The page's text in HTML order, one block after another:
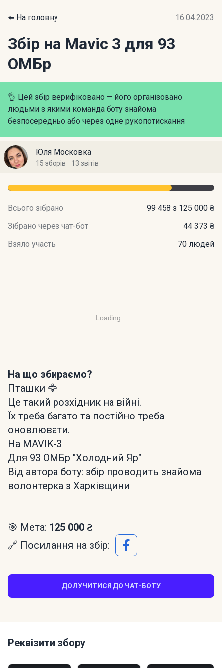
⬅️ На головну 16.04.2023
Збір на Mavic 3 для 93
ОМБр
👌 Цей збір верифіковано — його організовано
людьми з якими команда боту знайома
безпосередньо або через одне рукопотискання
Юля Московка
15 зборів 13 звітів
Всього зібрано
99 458 з 125 000 ₴
Зібрано через чат-бот
44 373 ₴
Взяло участь
70 людей
Loading...
На що збираємо?
Пташки 🦅
Це такий розхідник на війні.
Їх треба багато та постійно треба
оновлювати.
На MAVIK-3
Для 93 ОМБр "Холодний Яр"
Від автора боту: збір проводить знайома
волонтерка з Харківщини
🎯 Мета: 125 000 ₴
🔗 Посилання на збір:
ДОЛУЧИТИСЯ ДО ЧАТ-БОТУ
Реквізити збору
Моно банка: